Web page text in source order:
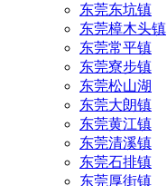
东莞东坑镇
东莞樟木头镇
东莞常平镇
东莞寮步镇
东莞松山湖
东莞大朗镇
东莞黄江镇
东莞清溪镇
东莞石排镇
东莞厚街镇